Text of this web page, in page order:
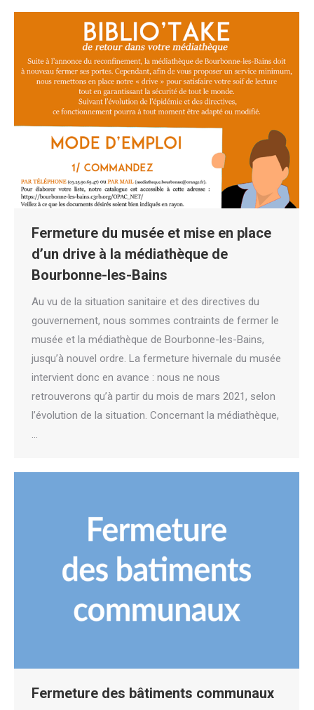
Fermeture du musée et mise en place
d’un drive à la médiathèque de
Bourbonne-les-Bains
Au vu de la situation sanitaire et des directives du
gouvernement, nous sommes contraints de fermer le
musée et la médiathèque de Bourbonne-les-Bains,
jusqu’à nouvel ordre. La fermeture hivernale du musée
intervient donc en avance : nous ne nous
retrouverons qu’à partir du mois de mars 2021, selon
l’évolution de la situation. Concernant la médiathèque,
…
Fermeture des bâtiments communaux